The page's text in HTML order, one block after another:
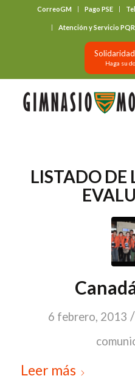
CorreoGM Pago PSE
Atención y Servicio
Haga su
LISTADO DE
6 febrero, 2013 /
Leer más